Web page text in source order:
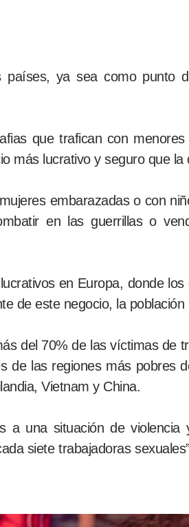
ya sea como punto
que trafican con
más lucrativo y seguro que la
embarazadas o con
en las guerrillas o
en Europa, donde
de este negocio, la
del 70% de las víctimas de
las regiones más pobres
Vietnam y China.
a una situación de
siete trabajadoras